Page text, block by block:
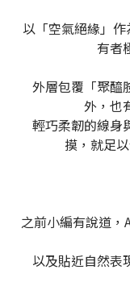
以「空氣絕緣」
有者
外層包覆「聚醯
外，也
輕巧柔韌的線身
摸，就足
之前小編有說道，
以及貼近自然表